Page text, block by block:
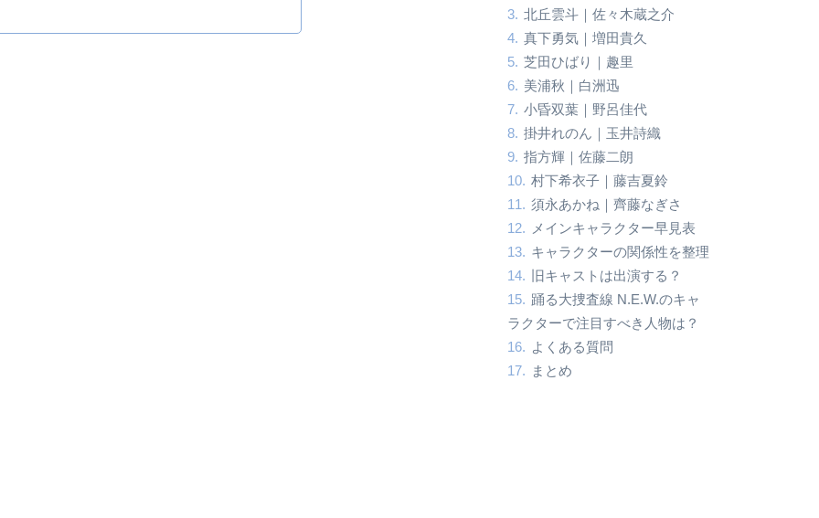
北丘雲斗｜佐々木蔵之介
真下勇気｜増田貴久
芝田ひばり｜趣里
美浦秋｜白洲迅
小昏双葉｜野呂佳代
掛井れのん｜玉井詩織
指方輝｜佐藤二朗
村下希衣子｜藤吉夏鈴
須永あかね｜齊藤なぎさ
メインキャラクター早見表
キャラクターの関係性を整理
旧キャストは出演する？
踊る大捜査線 N.E.W.のキャ
ラクターで注目すべき人物は？
よくある質問
まとめ